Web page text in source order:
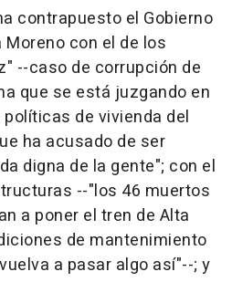
contrapuesto el Gobierno
con el de los
--caso de corrupción de
que se está juzgando en
de vivienda del
ha acusado de ser
digna de la gente"; con el
--"los 46 muertos
a poner el tren de Alta
de mantenimiento
a pasar algo así"--; y